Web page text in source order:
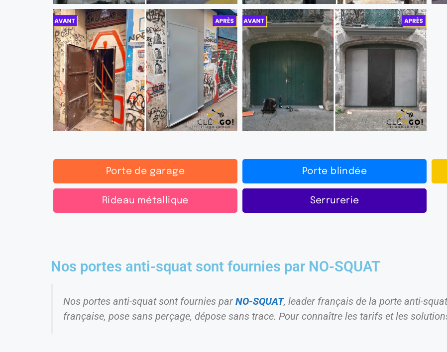
Porte de garage Porte blindée
Rideau métallique Serrurerie
Nos portes anti-squat sont fournies par NO-SQUAT
Nos portes anti-squat sont fournies par NO-SQUAT, leader français de la porte anti-
française, pose sans perçage, dépose sans trace. Pour connaître les tarifs et les